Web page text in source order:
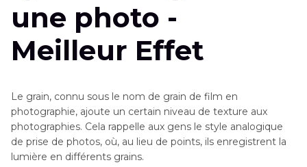
une photo -
Meilleur Effet
Le grain, connu sous le nom de grain de film en
photographie, ajoute un certain niveau de texture aux
photographies. Cela rappelle aux gens le style analogique
de prise de photos, où, au lieu de points, ils enregistrent la
lumière en différents grains.